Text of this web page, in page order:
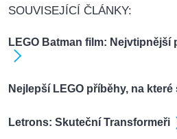
SOUVISEJÍCÍ ČLÁNKY:
LEGO Batman film: Nejvtipnější
Nejlepší LEGO příběhy, na které
Letrons: Skuteční Transformeři